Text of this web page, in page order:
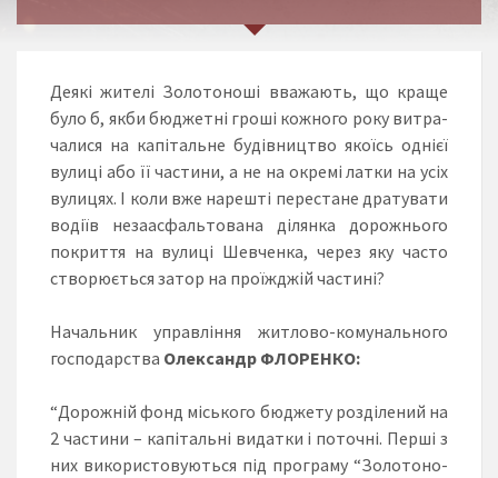
Де­я­кі жи­те­лі Зо­ло­то­но­ші вва­жа­ють, що кра­ще
бу­ло б, як­би бюд­жет­ні гро­ші кож­но­го ро­ку вит­ра­
ча­ли­ся на ка­пі­таль­не бу­дів­ниц­тво яко­їсь од­ні­єї
ву­ли­ці або її час­ти­ни, а не на ок­ре­мі лат­ки на усіх
ву­ли­цях. І ко­ли вже на­реш­ті пе­рес­та­не дра­ту­ва­ти
во­ді­їв не­за­ас­фаль­то­ва­на ділянка до­ро­жньо­го
пок­рит­тя на вулиці Шевченка, че­рез яку час­то
ство­рю­єть­ся за­тор на про­їж­джій час­ти­ні?
На­чаль­ник уп­рав­лін­ня жит­ло­во-ко­му­наль­но­го
гос­по­дарс­тва Олек­сандр ФЛО­РЕНКО:
“До­рож­ній фонд міського бюджету роз­ді­ле­ний на
2 частини – ка­пі­таль­ні ви­дат­ки і по­точ­ні. Пер­ші з
них ви­ко­рис­то­ву­ють­ся під прог­ра­му “Зо­ло­то­но­